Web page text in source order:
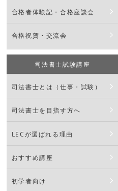
合格者体験記・合格座談会
合格祝賀・交流会
司法書士試験講座
司法書士とは（仕事・試験）
司法書士を目指す方へ
LECが選ばれる理由
おすすめ講座
初学者向け